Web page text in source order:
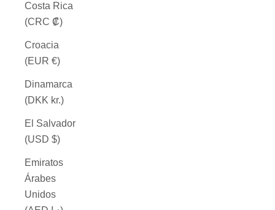
Costa Rica
(CRC ₡)
Croacia
(EUR €)
Dinamarca
(DKK kr.)
El Salvador
(USD $)
Emiratos
Árabes
Unidos